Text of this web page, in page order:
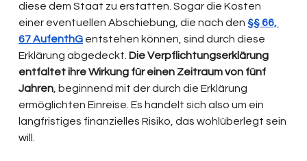
diese dem Staat zu erstatten. Sogar die Kosten
einer eventuellen Abschiebung, die nach den §§ 66,
67 AufenthG entstehen können, sind durch diese
Erklärung abgedeckt. Die Verpflichtungserklärung
entfaltet ihre Wirkung für einen Zeitraum von fünf
Jahren , beginnend mit der durch die Erklärung
ermöglichten Einreise. Es handelt sich also um ein
langfristiges finanzielles Risiko, das wohlüberlegt sein
will.